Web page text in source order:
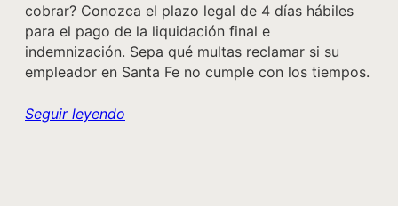
cobrar? Conozca el plazo legal de 4 días hábiles
para el pago de la liquidación final e
indemnización. Sepa qué multas reclamar si su
empleador en Santa Fe no cumple con los tiempos.
Seguir leyendo